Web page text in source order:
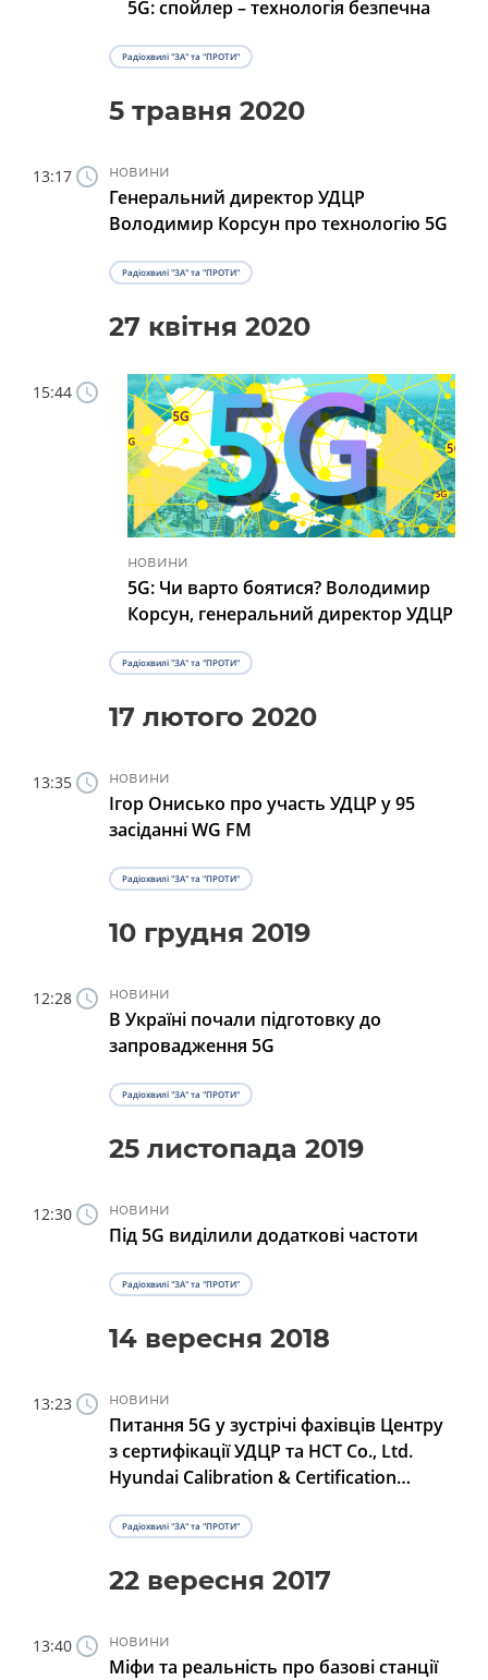
5G: спойлер – технологія безпечна
Радіохвилі "ЗА" та "ПРОТИ"
5 травня 2020
новини
Генеральний директор УДЦР
Володимир Корсун про технологію 5G
13:17
Радіохвилі "ЗА" та "ПРОТИ"
27 квітня 2020
новини
5G: Чи варто боятися? Володимир
Корсун, генеральний директор УДЦР
15:44
Радіохвилі "ЗА" та "ПРОТИ"
17 лютого 2020
новини
Ігор Онисько про участь УДЦР у 95
засіданні WG FM
13:35
Радіохвилі "ЗА" та "ПРОТИ"
10 грудня 2019
новини
В Україні почали підготовку до
запровадження 5G
12:28
Радіохвилі "ЗА" та "ПРОТИ"
25 листопада 2019
новини
Під 5G виділили додаткові частоти
12:30
Радіохвилі "ЗА" та "ПРОТИ"
14 вересня 2018
новини
Питання 5G у зустрічі фахівців Центру
з сертифікації УДЦР та HCT Co., Ltd.
Hyundai Calibration & Certification
13:23
Радіохвилі "ЗА" та "ПРОТИ"
22 вересня 2017
новини
Міфи та реальність про базові станції
13:40